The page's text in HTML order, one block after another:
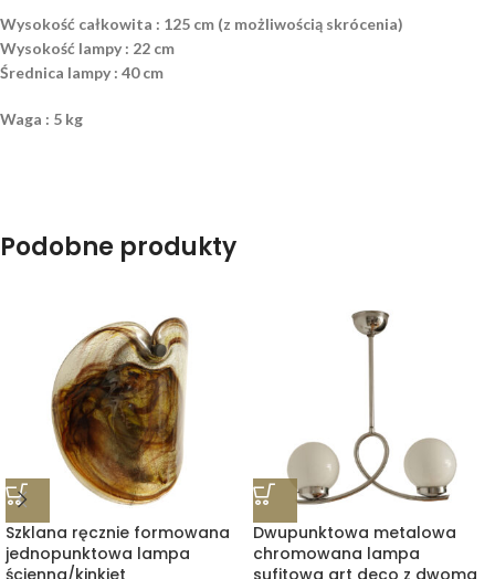
Wysokość całkowita : 125 cm (z możliwością skrócenia)
Wysokość lampy : 22 cm
Średnica lampy : 40 cm
Waga : 5 kg
Podobne produkty
Szklana ręcznie formowana
jednopunktowa lampa
ścienna/kinkiet
Dwupunktowa metalowa
chromowana lampa
sufitowa art deco z dwoma